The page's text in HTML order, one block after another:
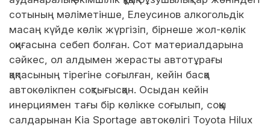
сотының мәліметінше, Елеусинов алкогольдік
масаң күйде көлік жүргізіп, бірнеше жол-көлік
оқиғасына себеп болған. Сот материалдарына
сәйкес, ол алдымен жерасты автотұрағы
қақпасының тірегіне соғылған, кейін басқа
автокөлікпен соқтығысқан. Осыдан кейін
инерциямен тағы бір көлікке соғылып, соққы
салдарынан Kia Sportage автокөлігі Toyota Hilux